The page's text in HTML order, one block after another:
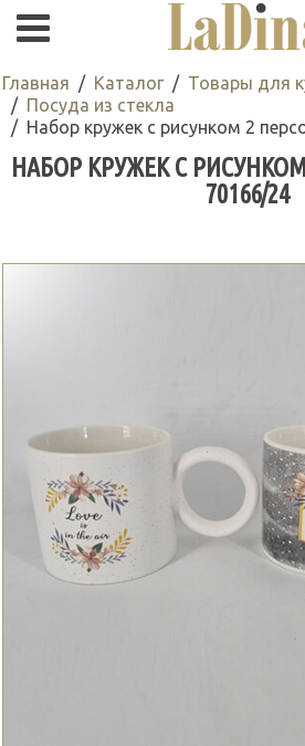
Главная Каталог
Товары для
Посуда из стекла
Набор кружек с рисунком 2
НАБОР КРУЖЕК С
70166/24